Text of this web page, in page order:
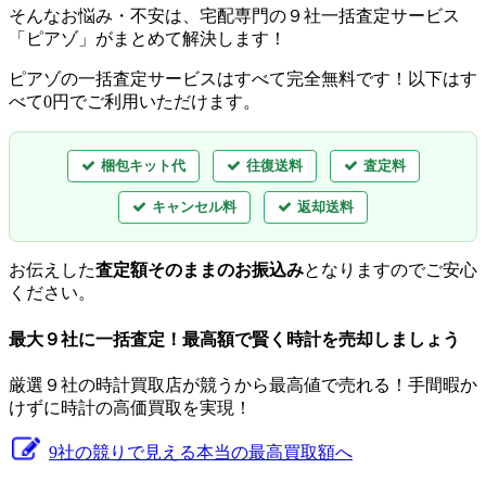
そんなお悩み・不安は、宅配専門の９社一括査定サービス
「ピアゾ」がまとめて解決します！
ピアゾの一括査定サービスはすべて完全無料です！以下はす
べて0円でご利用いただけます。
梱包キット代 往復送料 査定料
キャンセル料 返却送料
お伝えした査定額そのままのお振込みとなりますのでご安心
ください。
最大９社に一括査定！ 最高額で賢く時計を売却しましょう
厳選９社の時計買取店が競うから最高値で売れる！手間暇か
けずに時計の高価買取を実現！
9社の競りで見える本当の最高買取額へ